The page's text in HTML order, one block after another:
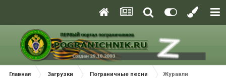
Главная Загрузки Пограничные песни Журавли